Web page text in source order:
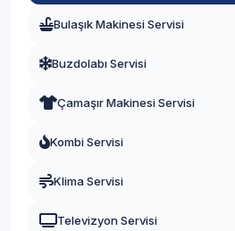
Esenler
Bulaşık Makinesi Servisi
Buzdolabı Servisi
Çamaşır Makinesi Servisi
Kombi Servisi
Klima Servisi
Televizyon Servisi